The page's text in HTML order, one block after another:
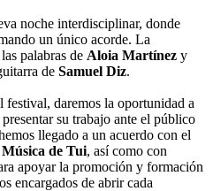
noche interdisciplinar, donde
un único acorde. La
palabras de Aloia Martínez y
de Samuel Diz.
daremos la oportunidad a
su trabajo ante el público
llegado a un acuerdo con el
de Tui, así como con
apoyar la promoción y formación
encargados de abrir cada